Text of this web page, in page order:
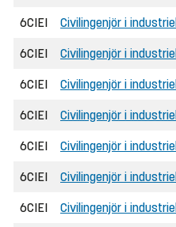
6CIEI Civilingenjör i
6CIEI Civilingenjör i
6CIEI Civilingenjör i
6CIEI Civilingenjör i
6CIEI Civilingenjör i
6CIEI Civilingenjör i
6CIEI Civilingenjör i